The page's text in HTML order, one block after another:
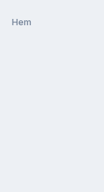
Hem